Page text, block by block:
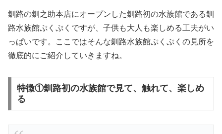
釧路の釧之助本店にオープンした釧路初の水族館である釧
路水族館ぷくぷくですが、子供も大人も楽しめる工夫がい
っぱいです。ここではそんな釧路水族館ぷくぷくの見所を
徹底的にご紹介していきますね。
特徴①釧路初の水族館で見て、触れて、楽しめ
る